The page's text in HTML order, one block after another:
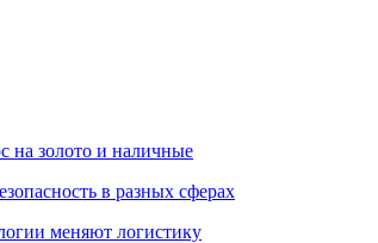
на золото и наличные
в разных сферах
меняют логистику